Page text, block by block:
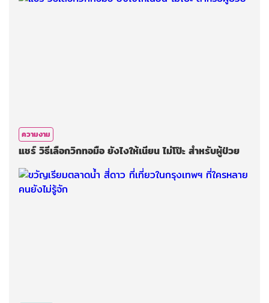
ความงาม
แชร์ วิธีเลือกวิกทอมือ ยังไงให้เนียน ไม่โป๊ะ สำหรับผู้ป่วย